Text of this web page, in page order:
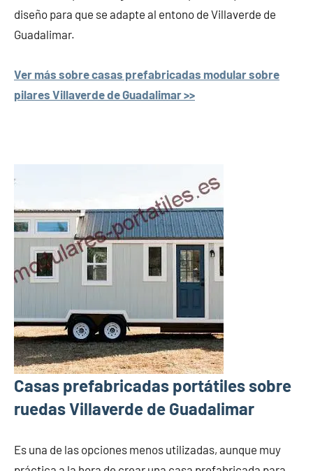
diseño para que se adapte al entono de Villaverde de
Guadalimar.
Ver más sobre casas prefabricadas modular sobre
pilares Villaverde de Guadalimar >>
Casas prefabricadas portátiles sobre
ruedas Villaverde de Guadalimar
Es una de las opciones menos utilizadas, aunque muy